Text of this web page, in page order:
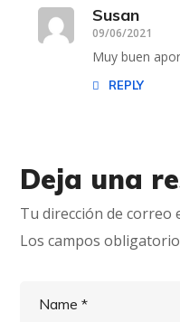
Susan
09/06/2021
Muy buen
REPLY
Deja una
Tu dirección de correo
Los campos